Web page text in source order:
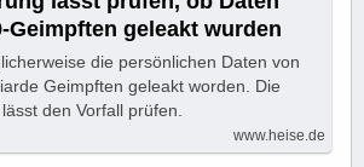
Geimpften geleakt wurden
die persönlichen Daten von
Geimpften geleakt worden. Die
den Vorfall prüfen.
www.heise.de